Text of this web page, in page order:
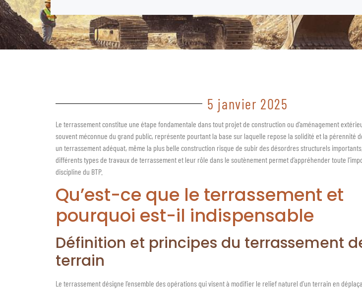
5 janvier 2025
Le terrassement constitue une étape fondamentale dans tout projet de construction ou d’aménagement
souvent méconnue du grand public, représente pourtant la base sur laquelle repose la solidité et la pérennité
un terrassement adéquat, même la plus belle construction risque de subir des désordres structurels
différents types de travaux de terrassement et leur rôle dans le soutènement permet d’appréhender toute
discipline du BTP.
Qu’est-ce que le terrassement et
pourquoi est-il indispensable
Définition et principes du terrassement
terrain
Le terrassement désigne l’ensemble des opérations qui visent à modifier le relief naturel d’un terrain en